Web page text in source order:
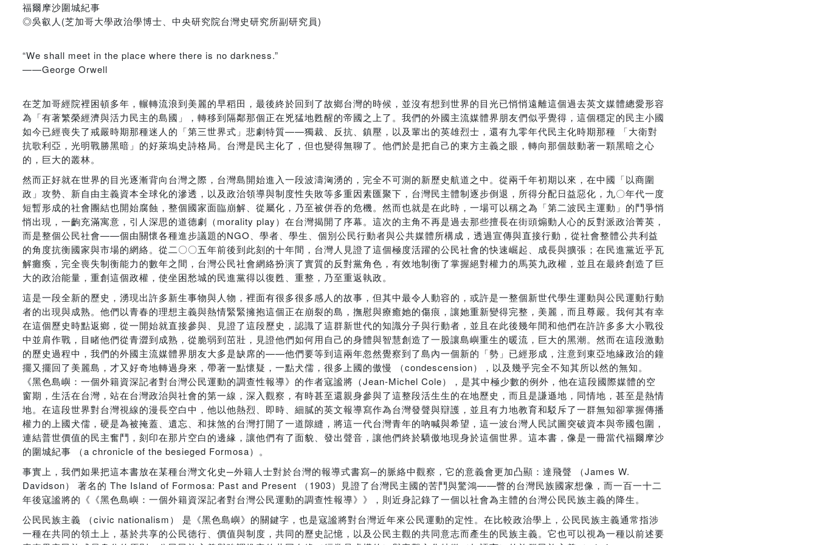
福爾摩沙圍城紀事
◎吳叡人(芝加哥大學政治學博士、中央研究院台灣史研究所副研究員)
“We shall meet in the place where there is no darkness.”
——George Orwell
在芝加哥經院裡困頓多年，輾轉流浪到美麗的早稻田，最後終於回到了故鄉台灣的時候，並沒有想到世界的目光已悄悄遠離這個過去英文媒體總愛形容
為「有著繁榮經濟與活力民主的島國」，轉移到隔鄰那個正在兇猛地甦醒的帝國之上了。我們的外國主流媒體界朋友們似乎覺得，這個穩定的民主小國
如今已經喪失了戒嚴時期那種迷人的「第三世界式」悲劇特質——獨裁、反抗、鎮壓，以及輩出的英雄烈士，還有九零年代民主化時期那種 「大衛對
抗歌利亞，光明戰勝黑暗」的好萊塢史詩格局。台灣是民主化了，但也變得無聊了。他們於是把自己的東方主義之眼，轉向那個鼓動著一顆黑暗之心
的，巨大的叢林。
然而正好就在世界的目光逐漸背向台灣之際，台灣島開始進入一段波濤洶湧的，完全不可測的新歷史航道之中。從兩千年初期以來，在中國「以商圍
政」攻勢、新自由主義資本全球化的滲透，以及政治領導與制度性失敗等多重因素匯聚下，台灣民主體制逐步倒退，所得分配日益惡化，九〇年代一度
短暫形成的社會團結也開始腐蝕，整個國家面臨崩解、從屬化，乃至被併吞的危機。然而也就是在此時，一場可以稱之為「第二波民主運動」的鬥爭悄
悄出現，一齣充滿寓意，引人深思的道德劇（morality play）在台灣揭開了序幕。這次的主角不再是過去那些擅長在街頭煽動人心的反對派政治菁英，
而是整個公民社會——個由關懷各種進步議題的NGO、學者、學生、個別公民行動者與公共媒體所構成，透過宣傳與直接行動，從社會整體公共利益
的角度抗衡國家與市場的網絡。從二〇〇五年前後到此刻的十年間，台灣人見證了這個極度活躍的公民社會的快速崛起、成長與擴張；在民進黨近乎瓦
解癱瘓，完全喪失制衡能力的數年之間，台灣公民社會網絡扮演了實質的反對黨角色，有效地制衡了掌握絕對權力的馬英九政權，並且在最終創造了巨
大的政治能量，重創這個政權，使坐困愁城的民進黨得以復甦、重整，乃至重返執政。
這是一段全新的歷史，湧現出許多新生事物與人物，裡面有很多很多感人的故事，但其中最令人動容的，或許是一整個新世代學生運動與公民運動行動
者的出現與成熟。他們以青春的理想主義與熱情緊緊擁抱這個正在崩裂的島，撫慰與療癒她的傷痕，讓她重新變得完整，美麗，而且尊嚴。我何其有幸
在這個歷史時點返鄉，從一開始就直接參與、見證了這段歷史，認識了這群新世代的知識分子與行動者，並且在此後幾年間和他們在許許多多大小戰役
中並肩作戰，目睹他們從青澀到成熟，從脆弱到茁壯，見證他們如何用自己的身體與智慧創造了一股讓島嶼重生的暖流，巨大的黑潮。然而在這段激動
的歷史過程中，我們的外國主流媒體界朋友大多是缺席的——他們要等到這兩年忽然覺察到了島內一個新的「勢」已經形成，注意到東亞地緣政治的鐘
擺又擺回了美麗島，才又好奇地轉過身來，帶著一點懷疑，一點犬儒，很多上國的傲慢 （condescension），以及幾乎完全不知其所以然的無知。
《黑色島嶼：一個外籍資深記者對台灣公民運動的調查性報導》的作者寇謐將（Jean-Michel Cole），是其中極少數的例外，他在這段國際媒體的空
窗期，生活在台灣，站在台灣政治與社會的第一線，深入觀察，有時甚至還親身參與了這整段活生生的在地歷史，而且是謙遜地，同情地，甚至是熱情
地。在這段世界對台灣視線的漫長空白中，他以他熱烈、即時、細膩的英文報導寫作為台灣發聲與辯護，並且有力地教育和駁斥了一群無知卻掌握傳播
權力的上國犬儒，硬是為被掩蓋、遺忘、和抹煞的台灣打開了一道隙縫，將這一代台灣青年的吶喊與希望，這一波台灣人民試圖突破資本與帝國包圍，
連結普世價值的民主奮鬥，刻印在那片空白的邊緣，讓他們有了面貌、發出聲音，讓他們終於驕傲地現身於這個世界。這本書，像是一冊當代福爾摩沙
的圍城紀事 （a chronicle of the besieged Formosa）。
事實上，我們如果把這本書放在某種台灣文化史─外籍人士對於台灣的報導式書寫─的脈絡中觀察，它的意義會更加凸顯：達飛聲 （James W.
Davidson） 著名的 The Island of Formosa: Past and Present （1903）見證了台灣民主國的苦鬥與驚鴻——瞥的台灣民族國家想像，而一百一十二
年後寇謐將的《《黑色島嶼：一個外籍資深記者對台灣公民運動的調查性報導》》，則近身記錄了一個以社會為主體的台灣公民民族主義的降生。
公民民族主義 （civic nationalism） 是《黑色島嶼》的關鍵字，也是寇謐將對台灣近年來公民運動的定性。在比較政治學上，公民民族主義通常指涉
一種在共同的領土上，基於共享的公民德行、價值與制度，共同的歷史記憶，以及公民主觀的共同意志而產生的民族主義。它也可以視為一種以前述要